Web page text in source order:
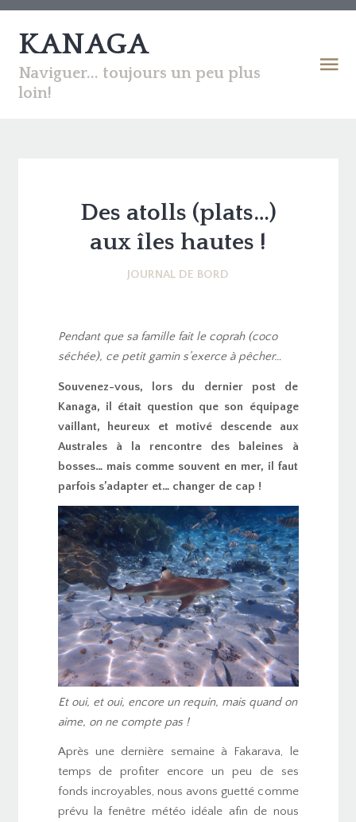
KANAGA
Naviguer... toujours un peu plus
loin!
Des atolls (plats…)
aux îles hautes !
JOURNAL DE BORD
Pendant que sa famille fait le coprah (coco
séchée), ce petit gamin s’exerce à pêcher…
Souvenez-vous, lors du dernier post de
Kanaga, il était question que son équipage
vaillant, heureux et motivé descende aux
Australes à la rencontre des baleines à
bosses… mais comme souvent en mer, il faut
parfois s’adapter et… changer de cap !
Et oui, et oui, encore un requin, mais quand on
aime, on ne compte pas !
Après une dernière semaine à Fakarava, le
temps de profiter encore un peu de ses
fonds incroyables, nous avons guetté comme
prévu la fenêtre météo idéale afin de nous